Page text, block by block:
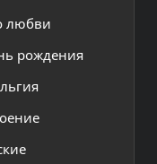
любви
рождения